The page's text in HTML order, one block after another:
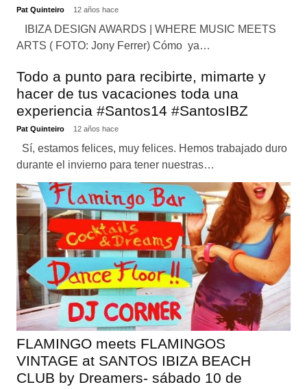
Pat Quinteiro 12 años hace
IBIZA DESIGN AWARDS | WHERE MUSIC MEETS
ARTS ( FOTO: Jony Ferrer) Cómo ya…
Todo a punto para recibirte, mimarte y
hacer de tus vacaciones toda una
experiencia #Santos14 #SantosIBZ
Pat Quinteiro 12 años hace
Sí, estamos felices, muy felices. Hemos trabajado duro
durante el invierno para tener nuestras…
FLAMINGO meets FLAMINGOS
VINTAGE at SANTOS IBIZA BEACH
CLUB by Dreamers- sábado 10 de